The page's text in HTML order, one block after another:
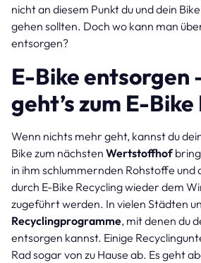
nicht an diesem Punkt du und dein
gehen sollten. Doch wo kann man
entsorgen?
E-Bike entsorgen
geht’s zum E-
Wenn nichts mehr geht, kannst du
Bike zum nächsten Wertstoffhof
in ihm schlummernden Rohstoffe und
durch E-Bike Recycling wieder dem
zugeführt werden. In vielen Städten
Recyclingprogramme, mit denen du
entsorgen kannst. Einige
Rad sogar von zu Hause ab. Es geht